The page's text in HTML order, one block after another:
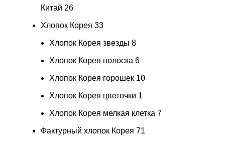
Китай 26
Хлопок Корея 33
Хлопок Корея звезды 8
Хлопок Корея полоска 6
Хлопок Корея горошек 10
Хлопок Корея цветочки 1
Хлопок Корея мелкая клетка 7
Фактурный хлопок Корея 71